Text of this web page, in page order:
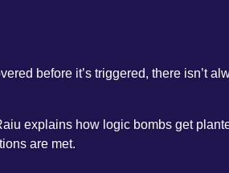
before it’s triggered, there isn’t
explains how logic bombs get
are met.